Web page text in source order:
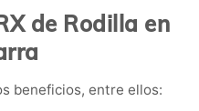
de Rodilla en
beneficios, entre ellos: